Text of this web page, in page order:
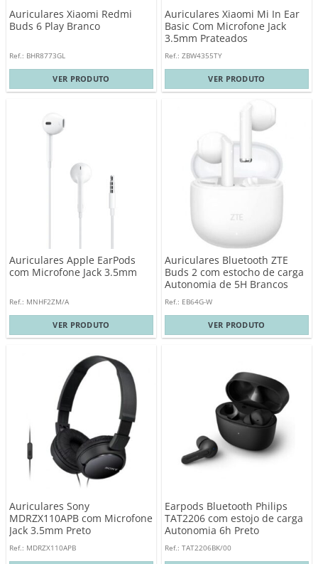
Auriculares Xiaomi Redmi
Buds 6 Play Branco
Ref.: BHR8773GL
VER PRODUTO
Auriculares Xiaomi Mi In Ear
Basic Com Microfone Jack
3.5mm Prateados
Ref.: ZBW4355TY
VER PRODUTO
Auriculares Apple EarPods
com Microfone Jack 3.5mm
Ref.: MNHF2ZM/A
VER PRODUTO
Auriculares Bluetooth ZTE
Buds 2 com estocho de carga
Autonomia de 5H Brancos
Ref.: EB64G-W
VER PRODUTO
Auriculares Sony
MDRZX110APB com Microfone
Jack 3.5mm Preto
Ref.: MDRZX110APB
Earpods Bluetooth Philips
TAT2206 com estojo de carga
Autonomia 6h Preto
Ref.: TAT2206BK/00